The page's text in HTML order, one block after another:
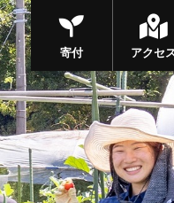
アクセ
寄付